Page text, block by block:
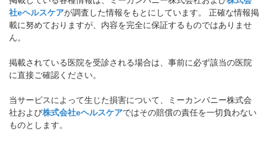
社eヘルスケアが調査した情報をもとにしています。 正確な情報掲
載に努めておりますが、内容を完全に保証するものではありませ
ん。
掲載されている医院を受診される場合は、事前に必ず該当の医院
に直接ご確認ください。
当サービスによって生じた損害について、ミーカンパニー株式会
社および株式会社eヘルスケアではその賠償の責任を一切負わない
ものとします。